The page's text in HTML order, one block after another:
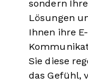
sondern
Lösungen
Ihnen ihre
Sie diese
das Gefühl,